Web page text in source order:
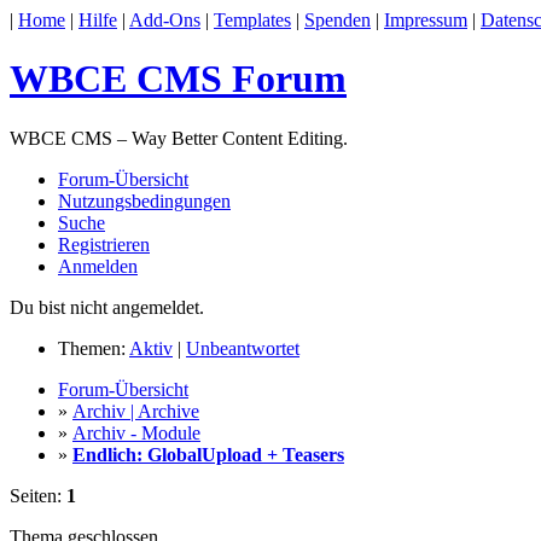
| Home | Hilfe | Add-Ons | Templates | Spenden | Impressum |
WBCE CMS Forum
WBCE CMS – Way Better Content Editing.
Forum-Übersicht
Nutzungsbedingungen
Suche
Registrieren
Anmelden
Du bist nicht angemeldet.
Themen: Aktiv | Unbeantwortet
Forum-Übersicht
» Archiv | Archive
» Archiv - Module
» Endlich: GlobalUpload + Teasers
Seiten: 1
Thema geschlossen